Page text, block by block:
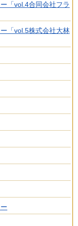
「vol.4合同会社フラ
「vol.5株式会社大林